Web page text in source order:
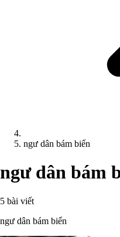
ngư dân bám biển
ngư dân bám
5 bài viết
ngư dân bám biển